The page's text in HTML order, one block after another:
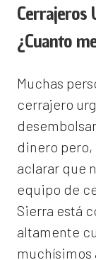
Cerrajeros
¿Cuanto
Muchas
cerrajero
dinero pero,
aclarar que
equipo de
Sierra está
altamente
muchísimos